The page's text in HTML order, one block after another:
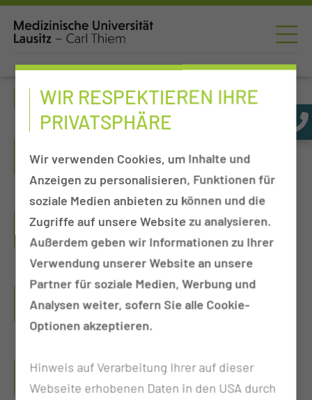
KARRIERE
Akademie
Externe Medizinstudierende
Pflege am Uniklinikum
WIR RESPEKTIEREN IHRE
PRIVATSPHÄRE
Wir verwenden Cookies, um Inhalte und
Anzeigen zu personalisieren, Funktionen für
soziale Medien anbieten zu können und die
Zugriffe auf unsere Website zu analysieren.
Außerdem geben wir Informationen zu Ihrer
Verwendung unserer Website an unsere
Partner für soziale Medien, Werbung und
Analysen weiter, sofern Sie alle Cookie-
Optionen akzeptieren.
Hinweis auf Verarbeitung Ihrer auf dieser
Webseite erhobenen Daten in den USA durch